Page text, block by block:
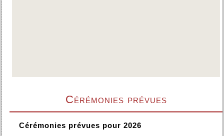
Cérémonies prévues
Cérémonies prévues pour 2026